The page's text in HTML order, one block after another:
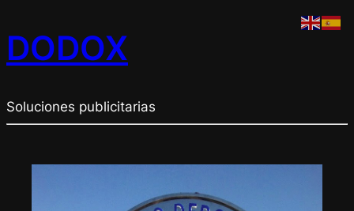
DODOX
Soluciones publicitarias